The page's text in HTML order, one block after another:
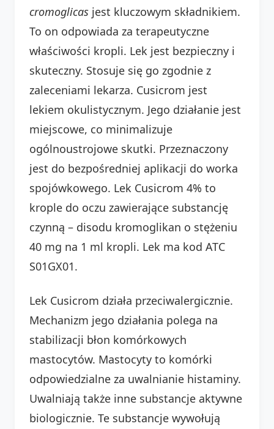
cromoglicas jest kluczowym składnikiem.
To on odpowiada za terapeutyczne
właściwości kropli. Lek jest bezpieczny i
skuteczny. Stosuje się go zgodnie z
zaleceniami lekarza. Cusicrom jest
lekiem okulistycznym. Jego działanie jest
miejscowe, co minimalizuje
ogólnoustrojowe skutki. Przeznaczony
jest do bezpośredniej aplikacji do worka
spojówkowego. Lek Cusicrom 4% to
krople do oczu zawierające substancję
czynną – disodu kromoglikan o stężeniu
40 mg na 1 ml kropli. Lek ma kod ATC
S01GX01.
Lek Cusicrom działa przeciwalergicznie.
Mechanizm jego działania polega na
stabilizacji błon komórkowych
mastocytów. Mastocyty to komórki
odpowiedzialne za uwalnianie histaminy.
Uwalniają także inne substancje aktywne
biologicznie. Te substancje wywołują